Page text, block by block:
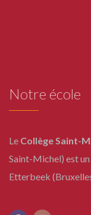
Notre école
Le Collège Saint-
Saint-Michel) est
Etterbeek